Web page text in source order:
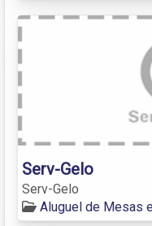
Serv-Gelo
Serv-Gelo
Aluguel de Mesas